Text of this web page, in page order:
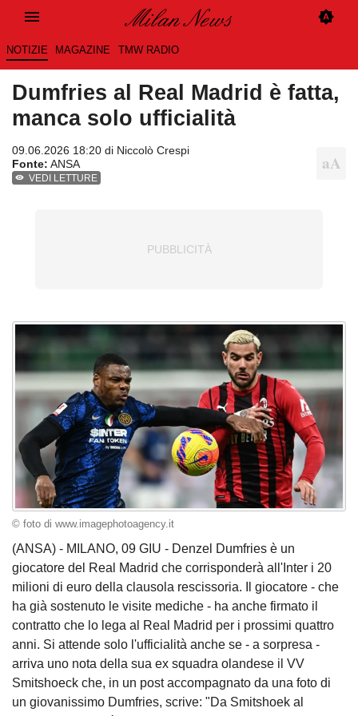
NOTIZIE MAGAZINE TMW RADIO
Dumfries al Real Madrid è fatta,
manca solo ufficialità
09.06.2026 18:20 di Niccolò Crespi
Fonte: ANSA
VEDI LETTURE
© foto di www.imagephotoagency.it
(ANSA) - MILANO, 09 GIU - Denzel Dumfries è un
giocatore del Real Madrid che corrisponderà all'Inter i 20
milioni di euro della clausola rescissoria. Il giocatore - che
ha già sostenuto le visite mediche - ha anche firmato il
contratto che lo lega al Real Madrid per i prossimi quattro
anni. Si attende solo l'ufficialità anche se - a sorpresa -
arriva uno nota della sua ex squadra olandese il VV
Smitshoeck che, in un post accompagnato da una foto di
un giovanissimo Dumfries, scrive: "Da Smitshoek al